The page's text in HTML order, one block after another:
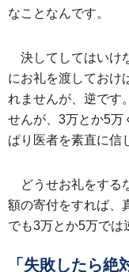
なことなんです。
決してしてはいけ
にお礼を渡しておけ
れませんが、逆です
せんが、3万とか5万
ぱり医者を素直に信
どうせお礼をする
額の寄付をすれば、
でも3万とか5万では
「失敗したら